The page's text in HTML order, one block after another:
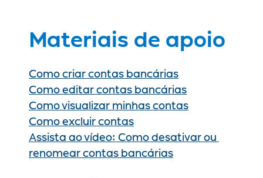
Materiais de apoio
Como criar contas bancárias
Como editar contas bancárias
Como visualizar minhas contas
Como excluir contas
Assista ao vídeo: Como desativar ou
renomear contas bancárias